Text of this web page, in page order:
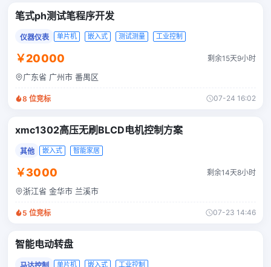
笔式ph测试笔程序开发
仪器仪表 单片机 嵌入式 测试测量 工业控制
￥20000 剩余15天9小时
广东省 广州市 番禺区
8 位竞标 07-24 16:02
xmc1302高压无刷BLCD电机控制方案
其他 嵌入式 智能家居
￥3000 剩余14天8小时
浙江省 金华市 兰溪市
5 位竞标 07-23 14:46
智能电动转盘
马达控制 单片机 嵌入式 工业控制